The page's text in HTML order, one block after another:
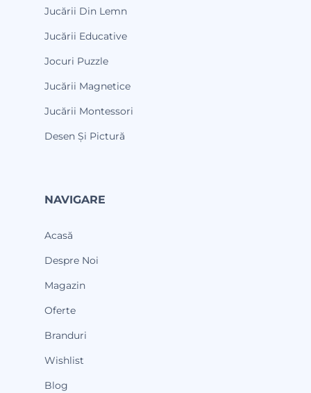
Jucării Din Lemn
Jucării Educative
Jocuri Puzzle
Jucării Magnetice
Jucării Montessori
Desen Și Pictură
NAVIGARE
Acasă
Despre Noi
Magazin
Oferte
Branduri
Wishlist
Blog